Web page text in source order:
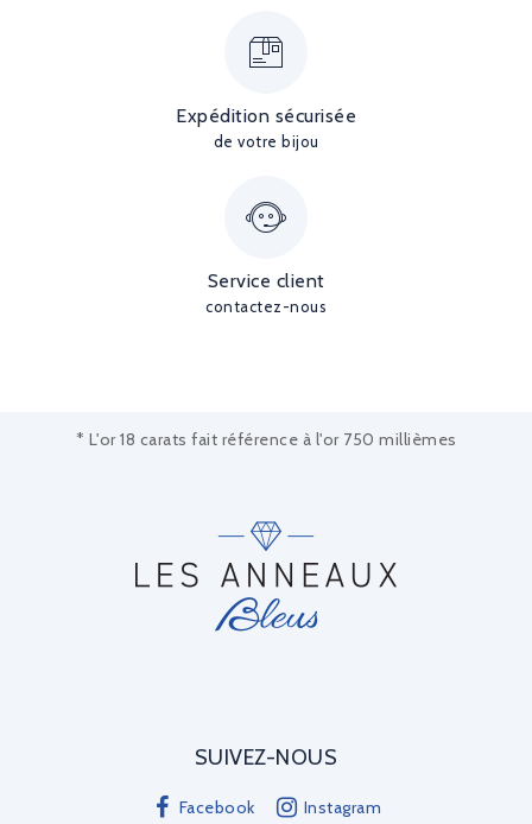
Expédition sécurisée
de votre bijou
Service client
contactez-nous
* L'or 18 carats fait référence à l'or 750 millièmes
SUIVEZ-NOUS
Facebook Instagram